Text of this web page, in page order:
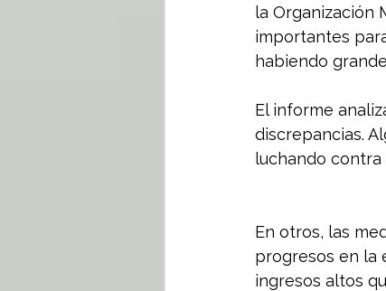
la Organización
importantes
habiendo
El informe
discrepancias.
luchando contra
En otros, las
progresos en la
ingresos altos